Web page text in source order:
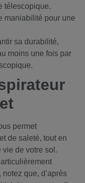
télescopique.
maniabilité pour une
sa durabilité,
moins une fois par
permet
de saleté, tout en
vie de votre sol.
que, d’après